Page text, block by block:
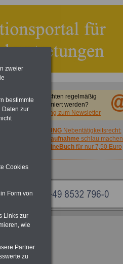
Sie möchten regelmäßig
informiert werden?
Anmeldung zum Newsletter
ACHTUNGNebentätigkeitsrecht:
vor Jobaufnahme schlau machen
OnlineBuchfür nur 7,50 Euro
zweier
bestimmte
Daten zur
Cookies
Form von
Links zur
wie
Partner
zu